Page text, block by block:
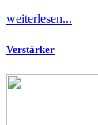
weiterlesen...
Verstärker